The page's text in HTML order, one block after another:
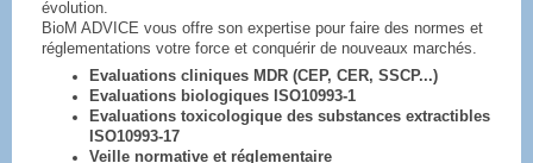
évolution.
BioM ADVICE vous offre son expertise pour faire des normes et
réglementations votre force et conquérir de nouveaux marchés.
Evaluations cliniques MDR (CEP, CER, SSCP...)
Evaluations biologiques ISO10993-1
Evaluations toxicologique des substances extractibles
ISO10993-17
Veille normative et réglementaire